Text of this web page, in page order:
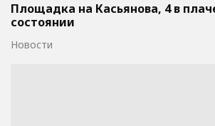
Площадка на Касьянова, 4 в
состоянии
Новости